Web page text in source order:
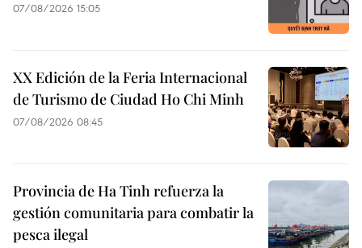
07/08/2026 15:05
XX Edición de la Feria Internacional
de Turismo de Ciudad Ho Chi Minh
07/08/2026 08:45
Provincia de Ha Tinh refuerza la
gestión comunitaria para combatir la
pesca ilegal